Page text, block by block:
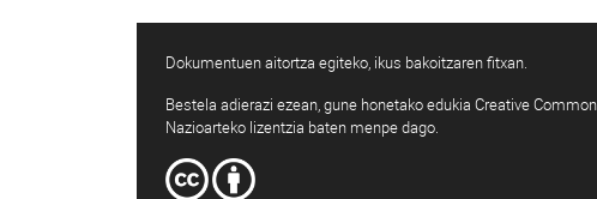
Dokumentuen aitortza egiteko, ikus bakoitzaren fitxan.
Bestela adierazi ezean, gune honetako edukia Creative
Nazioarteko lizentzia baten menpe dago.